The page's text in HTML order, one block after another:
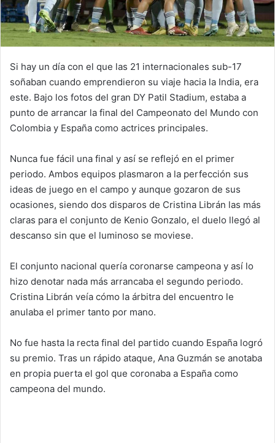
Si hay un día con el que las 21 internacionales sub-17
soñaban cuando emprendieron su viaje hacia la India, era
este. Bajo los fotos del gran DY Patil Stadium, estaba a
punto de arrancar la final del Campeonato del Mundo con
Colombia y España como actrices principales.
Nunca fue fácil una final y así se reflejó en el primer
periodo. Ambos equipos plasmaron a la perfección sus
ideas de juego en el campo y aunque gozaron de sus
ocasiones, siendo dos disparos de Cristina Librán las más
claras para el conjunto de Kenio Gonzalo, el duelo llegó al
descanso sin que el luminoso se moviese.
El conjunto nacional quería coronarse campeona y así lo
hizo denotar nada más arrancaba el segundo periodo.
Cristina Librán veía cómo la árbitra del encuentro le
anulaba el primer tanto por mano.
No fue hasta la recta final del partido cuando España logró
su premio. Tras un rápido ataque, Ana Guzmán se anotaba
en propia puerta el gol que coronaba a España como
campeona del mundo.